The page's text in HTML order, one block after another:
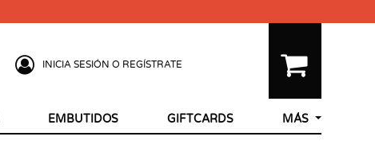
INICIA SESIÓN O REGÍSTRATE
EMBUTIDOS GIFTCARDS MÁS